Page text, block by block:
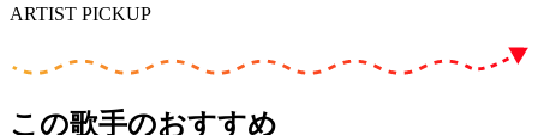
ARTIST PICKUP
この歌手のおすすめ